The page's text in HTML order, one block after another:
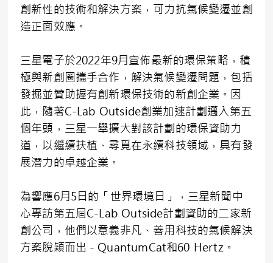
創新性的技術和解決方案，可力抗氣候變遷並創
造正面效應。
三星電子於2022年9月宣佈最新的環保策略，積
極與新創圈攜手合作，解決氣候變遷問題，包括
發掘並贊助握有創新環保技術的新創企業。因
此，隨著C-Lab Outside創業加速計劃邁入第五
個年頭，三星一舉擴大對該計劃的環保資助力
道，以繼續扶植、尋覓在永續科技領域，具有發
展潛力的卓越企業。
為響應6月5日的「世界環境日」，三星新聞中
心專訪第五屆C-Lab Outside計劃資助的二家新
創公司，他們以意義非凡、善用科技的氣候解決
方案脫穎而出－QuantumCat和60 Hertz。